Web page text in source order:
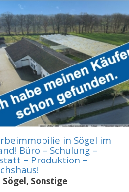
in Sögel im
Büro – Schulung –
– Produktion –
Sögel, Sonstige